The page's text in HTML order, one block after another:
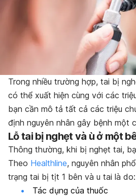
Trong nhiều trường hợp, tai bị
có thể xuất hiện cùng với các
bạn cần mô tả tất cả các triệu
định nguyên nhân gây bệnh một
Lỗ tai bị nghẹt và ù ở một
Thông thường, khi bị nghẹt tai,
Theo Healthline, nguyên nhân
trạng tai bị tịt 1 bên và u tai là do:
Tác dụng của thuốc